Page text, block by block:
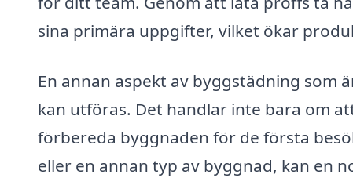
sina primära uppgifter, vilket ökar
En annan aspekt av byggstädning som
kan utföras. Det handlar inte bara om
förbereda byggnaden för de första
eller en annan typ av byggnad, kan en